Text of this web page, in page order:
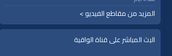
المزيد من مقاطع الفيديو >
البث المباشر على قناة الواقية